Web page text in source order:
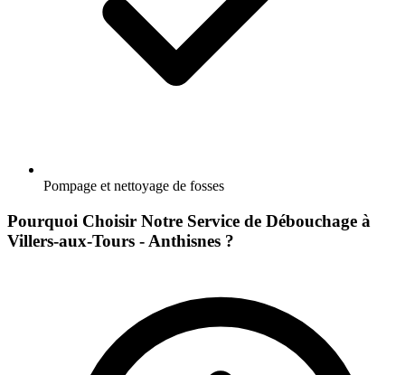
Pompage et nettoyage de fosses
Pourquoi Choisir Notre Service de Débouchage à
Villers-aux-Tours - Anthisnes ?